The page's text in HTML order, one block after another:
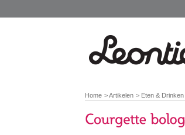
You
are
here:
Home Artikelen Eten & Drinken